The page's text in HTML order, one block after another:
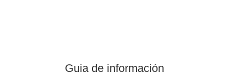
Guia de información